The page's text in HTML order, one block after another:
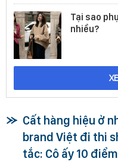
Tại sao
nhiều?
Cất hàng hiệu ở
brand Việt đi thi
tắc: Cô ấy 10